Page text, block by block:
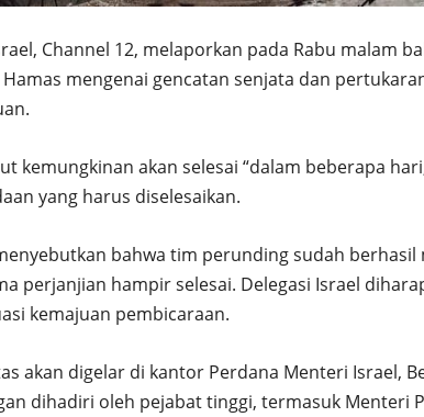
Channel 12, melaporkan pada Rabu malam
mengenai gencatan senjata dan
kemungkinan akan selesai “dalam beberapa
yang harus diselesaikan.
bahwa tim perunding sudah
perjanjian hampir selesai. Delegasi Israel
kemajuan pembicaraan.
akan digelar di kantor Perdana Menteri Israel,
dihadiri oleh pejabat tinggi, termasuk Menteri